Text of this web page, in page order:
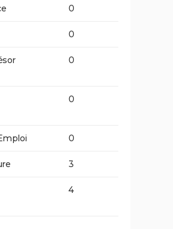
0
0
0
0
0
3
4